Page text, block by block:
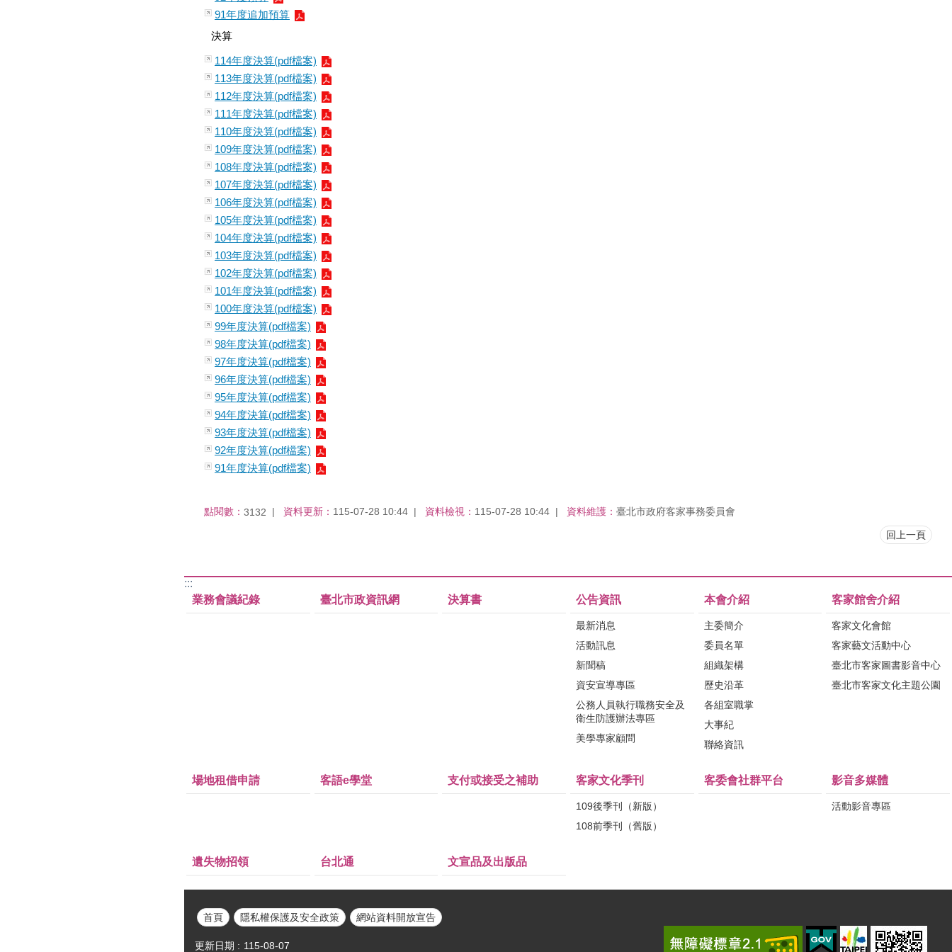
91年度追加預算
決算
114年度決算(pdf檔案)
113年度決算(pdf檔案)
112年度決算(pdf檔案)
111年度決算(pdf檔案)
110年度決算(pdf檔案)
109年度決算(pdf檔案)
108年度決算(pdf檔案)
107年度決算(pdf檔案)
106年度決算(pdf檔案)
105年度決算(pdf檔案)
104年度決算(pdf檔案)
103年度決算(pdf檔案)
102年度決算(pdf檔案)
101年度決算(pdf檔案)
100年度決算(pdf檔案)
99年度決算(pdf檔案)
98年度決算(pdf檔案)
97年度決算(pdf檔案)
96年度決算(pdf檔案)
95年度決算(pdf檔案)
94年度決算(pdf檔案)
93年度決算(pdf檔案)
92年度決算(pdf檔案)
91年度決算(pdf檔案)
點閱數： 3132 資料更新： 115-07-28 10:44 資料檢視： 115-07-28 10:44 資料維護： 臺北市政府客家事務委員會
回上一頁
:::
業務會議紀錄
臺北市政資訊網 決算書 公告資訊
最新消息
活動訊息
新聞稿
資安宣導專區
公務人員執行職務安全及
衛生防護辦法專區
美學專家顧問
本會介紹
主委簡介
委員名單
組織架構
歷史沿革
各組室職掌
大事紀
聯絡資訊
客家館舍介紹
客家文化會館
客家藝文活動中心
臺北市客家圖書影音中心
臺北市客家文化主題公園
場地租借申請 客語e學堂 支付或接受之補助 客家文化季刊
109後季刊（新版）
108前季刊（舊版）
客委會社群平台 影音多媒體
活動影音專區
遺失物招領 台北通 文宣品及出版品
首頁 隱私權保護及安全政策 網站資料開放宣告
更新日期 115-08-07